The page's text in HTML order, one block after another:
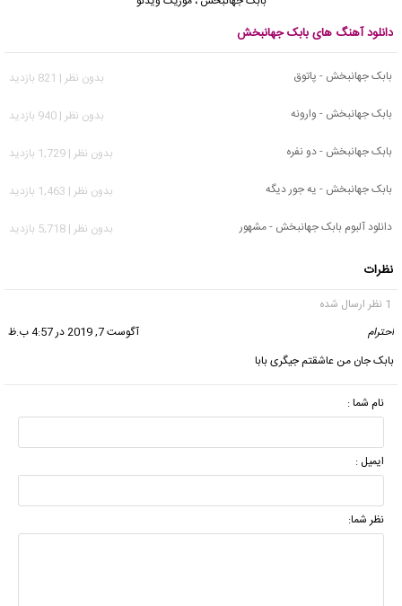
دانلود آهنگ های بابک جهانبخش
بابک جهانبخش - پاتوق
بدون نظر | 821 بازدید
بابک جهانبخش - وارونه
بدون نظر | 940 بازدید
بابک جهانبخش - دو نفره
بدون نظر | 1,729 بازدید
بابک جهانبخش - یه جور دیگه
بدون نظر | 1,463 بازدید
دانلود آلبوم بابک جهانبخش - مشهور
بدون نظر | 5,718 بازدید
نظرات
1 نظر ارسال شده
احترام
آگوست 7, 2019 در 4:57 ب.ظ
بابک جان من عاشقتم جیگری بابا
نام شما :
ایمیل :
نظر شما: